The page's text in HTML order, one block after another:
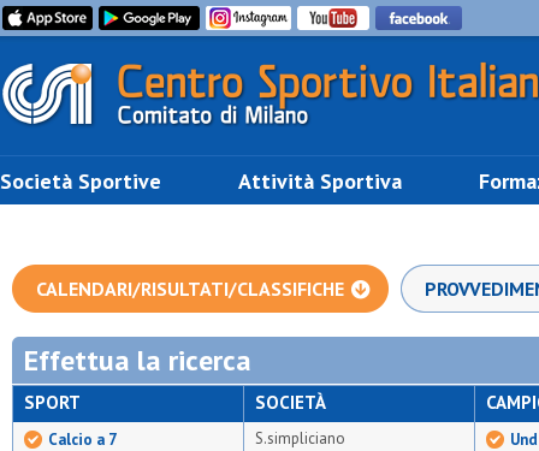
Società Sportive Attività Sportiva
CALENDARI/RISULTATI/CLASSIFICHE
Effettua la ricerca
SPORT
Calcio a 7
SOCIETÀ
S.simpliciano